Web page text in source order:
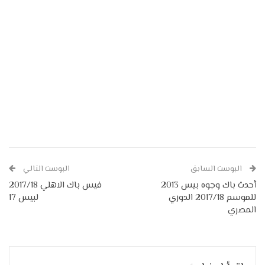
البوست السابق
أحدث باك وجوه بيس 2013
للموسم 2017/18 الدوري
المصري
البوست التالي
فيس باك الاهلي 2017/18
لبيس 17